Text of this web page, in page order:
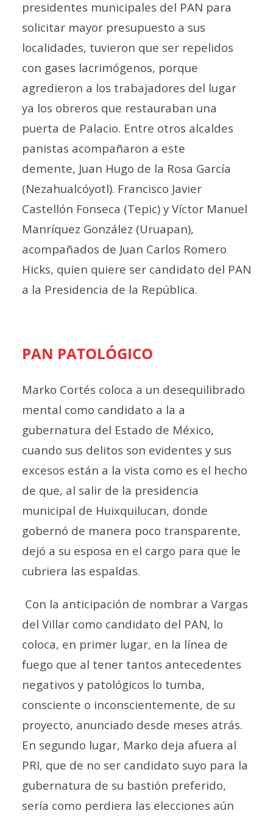
presidentes municipales del PAN para
solicitar mayor presupuesto a sus
localidades, tuvieron que ser repelidos
con gases lacrimógenos, porque
agredieron a los trabajadores del lugar
ya los obreros que restauraban una
puerta de Palacio. Entre otros alcaldes
panistas acompañaron a este
demente, Juan Hugo de la Rosa García
(Nezahualcóyotl). Francisco Javier
Castellón Fonseca (Tepic) y Víctor Manuel
Manríquez González (Uruapan),
acompañados de Juan Carlos Romero
Hicks, quien quiere ser candidato del PAN
a la Presidencia de la República.
PAN PATOLÓGICO
Marko Cortés coloca a un desequilibrado
mental como candidato a la a
gubernatura del Estado de México,
cuando sus delitos son evidentes y sus
excesos están a la vista como es el hecho
de que, al salir de la presidencia
municipal de Huixquilucan, donde
gobernó de manera poco transparente,
dejó a su esposa en el cargo para que le
cubriera las espaldas.
Con la anticipación de nombrar a Vargas
del Villar como candidato del PAN, lo
coloca, en primer lugar, en la línea de
fuego que al tener tantos antecedentes
negativos y patológicos lo tumba,
consciente o inconscientemente, de su
proyecto, anunciado desde meses atrás.
En segundo lugar, Marko deja afuera al
PRI, que de no ser candidato suyo para la
gubernatura de su bastión preferido,
sería como perdiera las elecciones aún